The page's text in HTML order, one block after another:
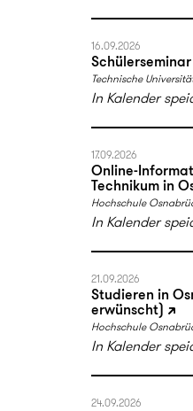
16.09.2026
Technische
In Kalender
17.09.2026
Online-
Technikum in
Hochschule
In Kalender
21.09.2026
Studieren in
erwünscht)
Hochschule
In Kalender
24.09.2026